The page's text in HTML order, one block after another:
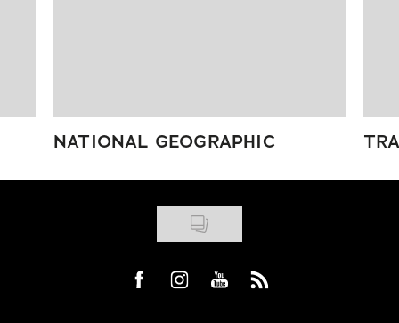
NATIONAL GEOGRAPHIC
Visit us on Facebook
Visit us on Instagram
Visit us on Youtube
Visit us on Rss